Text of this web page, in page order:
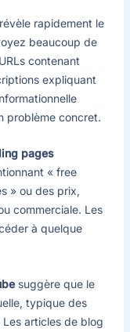
rapidement le
beaucoup de
contenant
expliquant
problème concret.
pages
« free
» ou des prix,
commerciale. Les
à quelque
suggère que le
typique des
articles de blog